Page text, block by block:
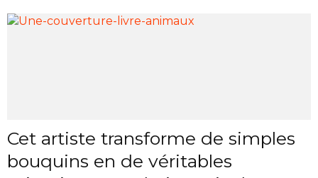
Cet artiste transforme de simples
bouquins en de véritables